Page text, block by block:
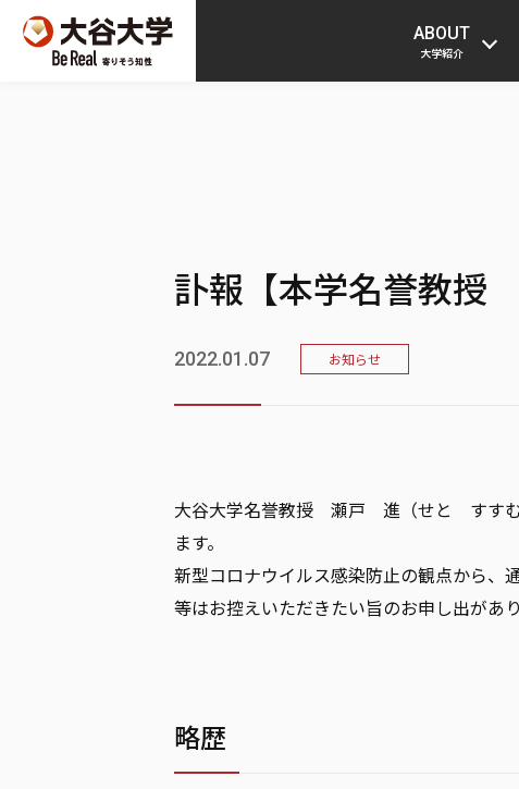
ABOUT
大学紹介
訃報【本学名誉教
2022.01.07 お知らせ
大谷大学名誉教授 瀬戸 進（せと すすむ
ます。
新型コロナウイルス感染防止の観点から、
等はお控えいただきたい旨のお申し出があ
略歴